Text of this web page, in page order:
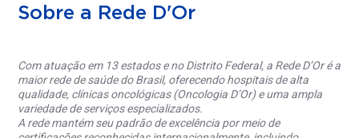
Sobre a Rede D'Or
Com atuação em 13 estados e no Distrito Federal, a Rede D’Or é a
maior rede de saúde do Brasil, oferecendo hospitais de alta
qualidade, clínicas oncológicas (Oncologia D’Or) e uma ampla
variedade de serviços especializados.
A rede mantém seu padrão de excelência por meio de